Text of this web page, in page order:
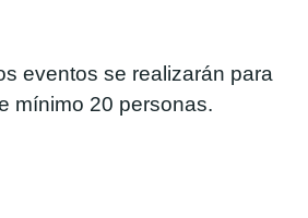
eventos se realizarán para
mínimo 20 personas.